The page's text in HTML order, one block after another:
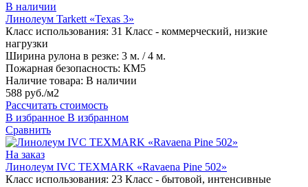
В наличии
Линолеум Tarkett «Texas 3»
Класс использования: 31 Класс - коммерческий, низкие
нагрузки
Ширина рулона в резке: 3 м. / 4 м.
Пожарная безопасность: КМ5
Наличие товара: В наличии
588 руб./м2
Рассчитать стоимость
В избранное В избранном
Сравнить
На заказ
Линолеум IVC TEXMARK «Ravaena Pine 502»
Класс использования: 23 Класс - бытовой, интенсивные